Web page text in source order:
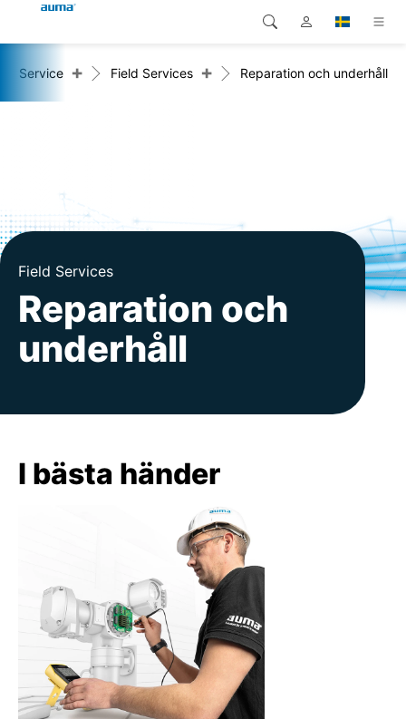
Produkter
Service
Företag
Kontakt
Global
Nordamerika
Sök
Service + Field Services + Reparation och underhåll
Field Services
Reparation och
underhåll
I bästa händer